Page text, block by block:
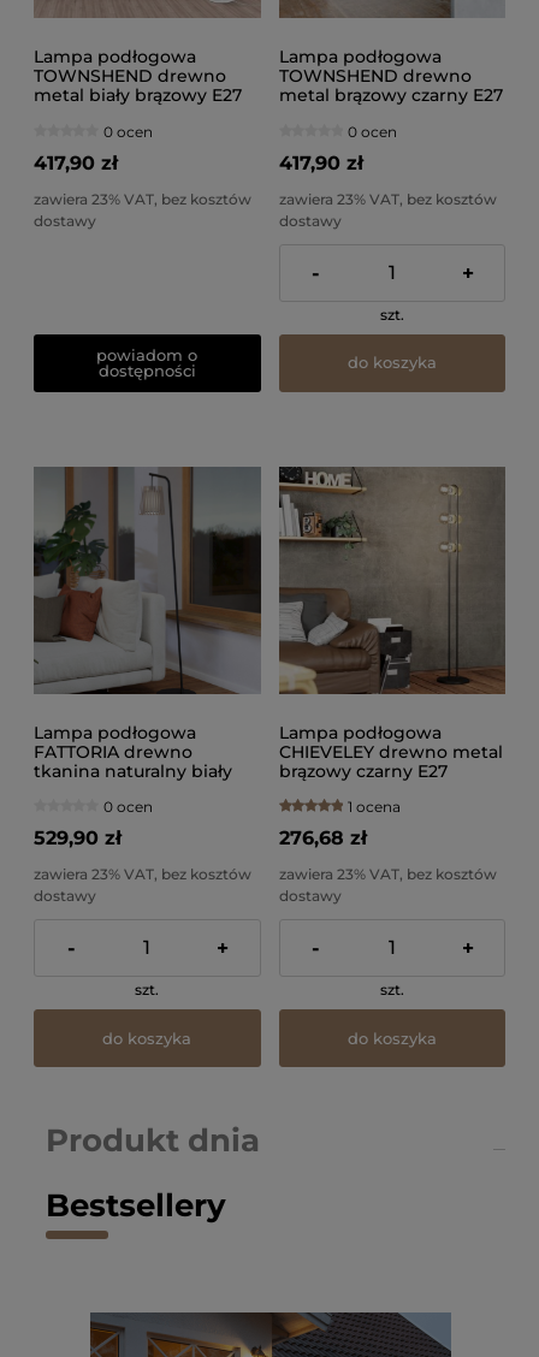
Lampa podłogowa
TOWNSHEND drewno
metal biały brązowy E27
0 ocen
417,90 zł
zawiera 23% VAT, bez kosztów
dostawy
powiadom o
dostępności
Lampa podłogowa
TOWNSHEND drewno
metal brązowy czarny E27
0 ocen
417,90 zł
zawiera 23% VAT, bez kosztów
dostawy
- +
szt.
do koszyka
Lampa podłogowa
FATTORIA drewno
tkanina naturalny biały
0 ocen
529,90 zł
zawiera 23% VAT, bez kosztów
dostawy
- +
szt.
do koszyka
Lampa podłogowa
CHIEVELEY drewno metal
brązowy czarny E27
1 ocena
276,68 zł
zawiera 23% VAT, bez kosztów
dostawy
- +
szt.
do koszyka
Bestsellery
Produkt dnia